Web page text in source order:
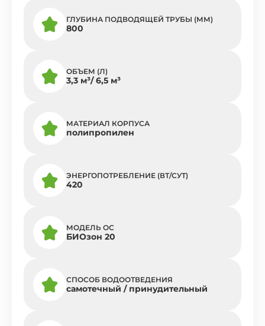
ГЛУБИНА ПОДВОДЯЩЕЙ ТРУБЫ (ММ)
800
ОБЪЕМ (Л)
3,3 м³/ 6,5 м³
МАТЕРИАЛ КОРПУСА
полипропилен
ЭНЕРГОПОТРЕБЛЕНИЕ (ВТ/СУТ)
420
МОДЕЛЬ ОС
БИОзон 20
СПОСОБ ВОДООТВЕДЕНИЯ
самотечный / принудительный